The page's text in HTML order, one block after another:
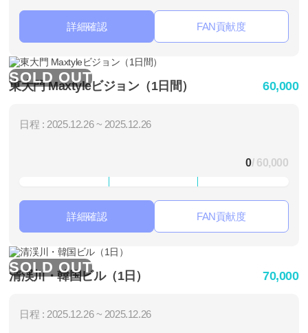
詳細確認 FAN貢献度
SOLD OUT
東大門 Maxtyleビジョン（1日間） 60,000
日程 : 2025.12.26 ~ 2025.12.26
0/ 60,000
詳細確認 FAN貢献度
SOLD OUT
清渓川・韓国ビル（1日） 70,000
日程 : 2025.12.26 ~ 2025.12.26